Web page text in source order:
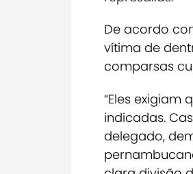
De acordo
vítima de
comparsas
“Eles exigiam
indicadas.
delegado,